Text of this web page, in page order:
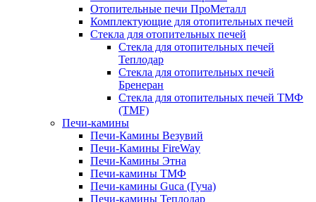
Отопительные печи ПроМеталл
Комплектующие для отопительных печей
Стекла для отопительных печей
Стекла для отопительных печей
Теплодар
Стекла для отопительных печей
Бренеран
Стекла для отопительных печей ТМФ
(TMF)
Печи-камины
Печи-Камины Везувий
Печи-Камины FireWay
Печи-Камины Этна
Печи-камины ТМФ
Печи-камины Guca (Гуча)
Печи-камины Теплодар